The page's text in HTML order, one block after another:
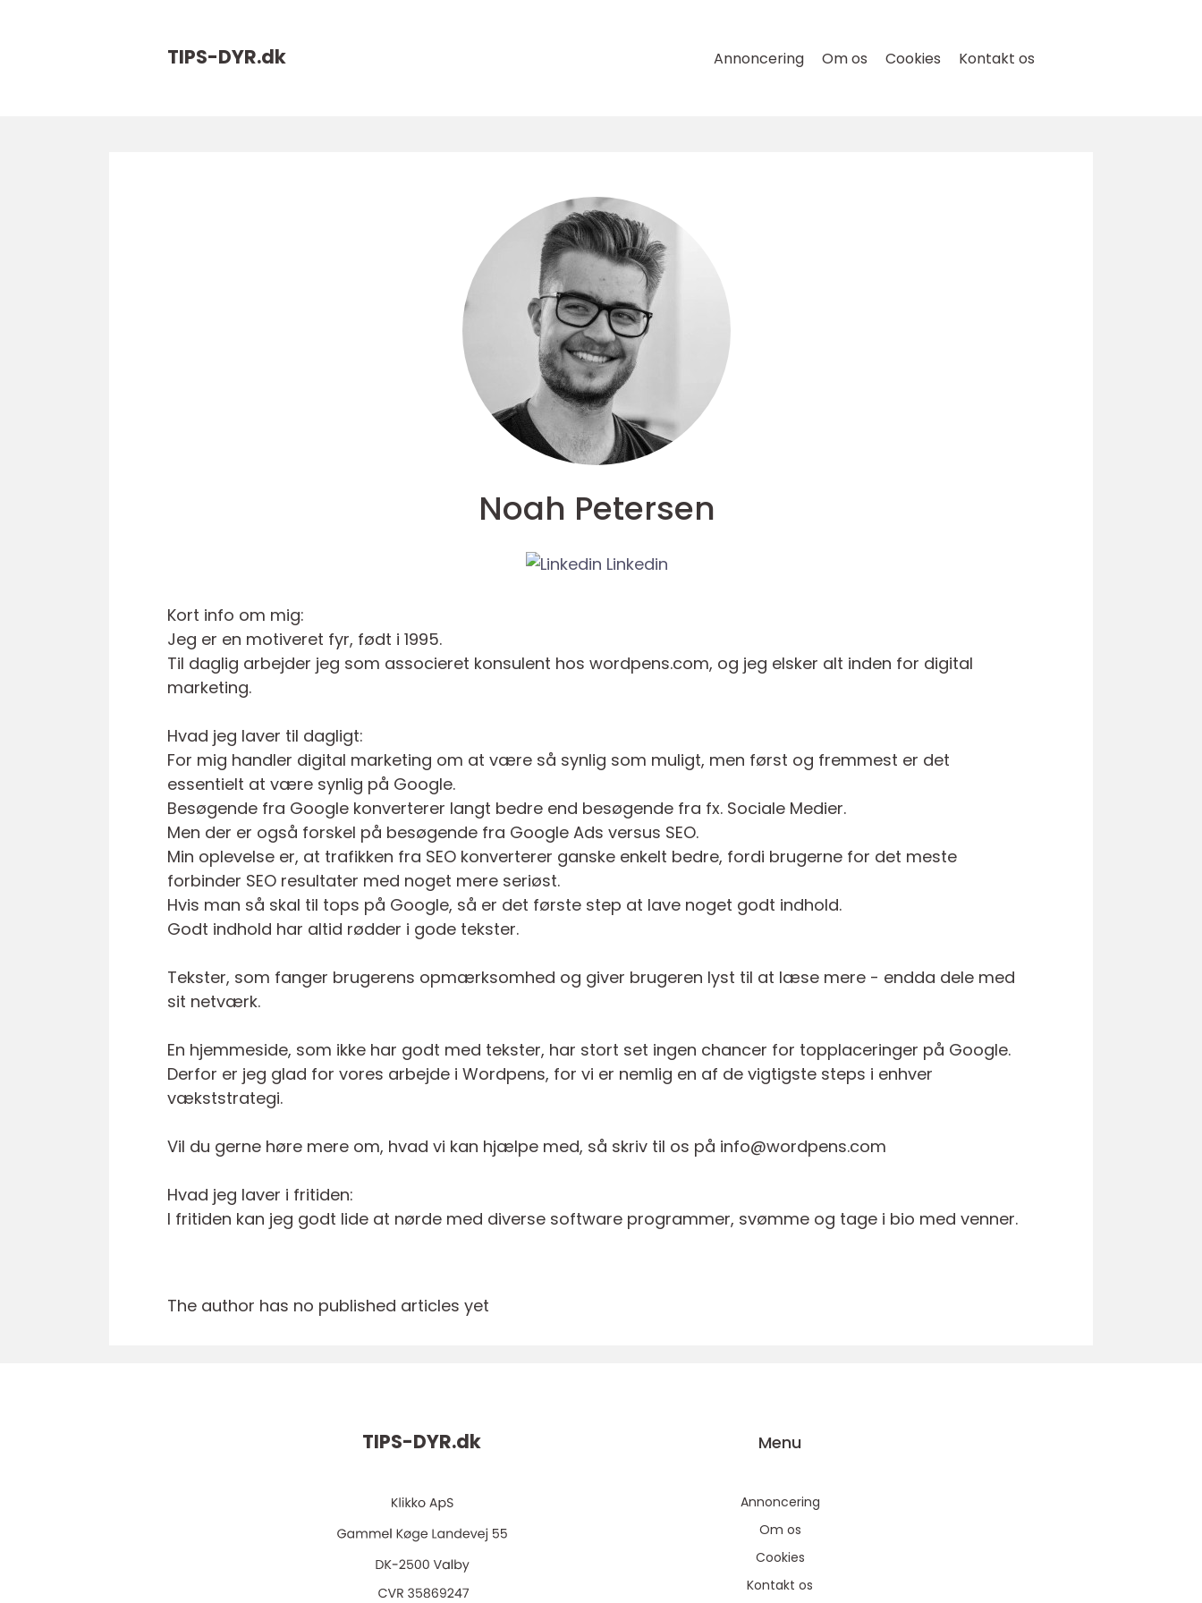
TIPS-DYR.dk Annoncering Om os Cookies Kontakt os
Noah Petersen
Linkedin
Kort info om mig:
Jeg er en motiveret fyr, født i 1995.
Til daglig arbejder jeg som associeret konsulent hos wordpens.com, og jeg elsker alt inden for digital
marketing.
Hvad jeg laver til dagligt:
For mig handler digital marketing om at være så synlig som muligt, men først og fremmest er det
essentielt at være synlig på Google.
Besøgende fra Google konverterer langt bedre end besøgende fra fx. Sociale Medier.
Men der er også forskel på besøgende fra Google Ads versus SEO.
Min oplevelse er, at trafikken fra SEO konverterer ganske enkelt bedre, fordi brugerne for det meste
forbinder SEO resultater med noget mere seriøst.
Hvis man så skal til tops på Google, så er det første step at lave noget godt indhold.
Godt indhold har altid rødder i gode tekster.
Tekster, som fanger brugerens opmærksomhed og giver brugeren lyst til at læse mere - endda dele med
sit netværk.
En hjemmeside, som ikke har godt med tekster, har stort set ingen chancer for topplaceringer på Google.
Derfor er jeg glad for vores arbejde i Wordpens, for vi er nemlig en af de vigtigste steps i enhver
vækststrategi.
Vil du gerne høre mere om, hvad vi kan hjælpe med, så skriv til os på info@wordpens.com
Hvad jeg laver i fritiden:
I fritiden kan jeg godt lide at nørde med diverse software programmer, svømme og tage i bio med venner.
The author has no published articles yet
TIPS-DYR.dk Menu
Annoncering
Om os
Cookies
Kontakt os